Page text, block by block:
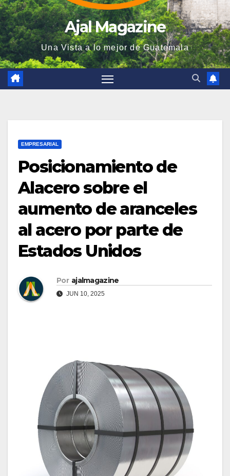
Ajal Magazine
Una Vista a lo mejor de Guatemala
EMPRESARIAL
Posicionamiento de
Alacero sobre el
aumento de aranceles
al acero por parte de
Estados Unidos
Por ajalmagazine
JUN 10, 2025